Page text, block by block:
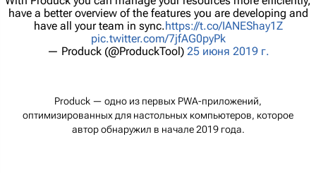
have a better overview of the features you are developing and
have all your team in sync.https://t.co/IANEShay1Z
pic.twitter.com/7jfAG0pyPk
— Produck (@ProduckTool) 25 июня 2019 г.
Produck — одно из первых PWA-приложений,
оптимизированных для настольных компьютеров, которое
автор обнаружил в начале 2019 года.